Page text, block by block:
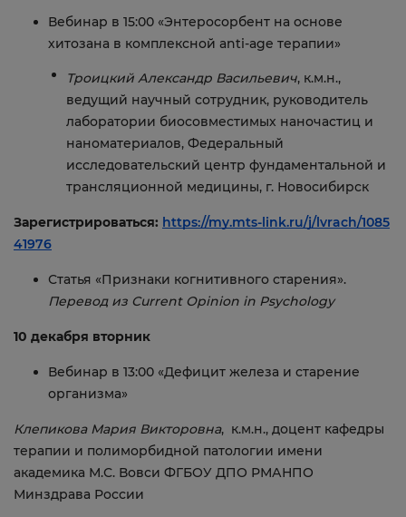
Вебинар в 15:00 «Энтеросорбент на основе
хитозана в комплексной anti-age терапии»
Троицкий Александр Васильевич, к.м.н.,
ведущий научный сотрудник, руководитель
лаборатории биосовместимых наночастиц и
наноматериалов, Федеральный
исследовательский центр фундаментальной и
трансляционной медицины, г. Новосибирск
Зарегистрироваться: https://my.mts-link.ru/j/lvrach/1085
41976
Статья «Признаки когнитивного старения».
Перевод из Current Opinion in Psychology
10 декабря вторник
Вебинар в 13:00 «Дефицит железа и старение
организма»
Клепикова Мария Викторовна, к.м.н., доцент кафедры
терапии и полиморбидной патологии имени
академика М.С. Вовси ФГБОУ ДПО РМАНПО
Минздрава России